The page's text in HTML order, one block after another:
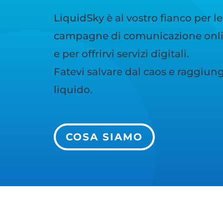
LiquidSky è al vostro fianco per
campagne di comunicazione
e per offrirvi servizi digitali.
Fatevi salvare dal caos e
liquido.
COSA SIAMO